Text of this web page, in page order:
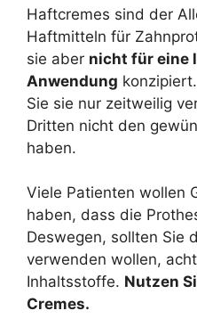
Haftcremes sind der
Haftmitteln für
sie aber nicht für eine
Anwendung
Sie sie nur zeitweilig
Dritten nicht den
haben.
Viele Patienten wollen
haben, dass die
Deswegen, sollten Sie
verwenden wollen,
Inhaltsstoffe. Nutzen
Cremes.